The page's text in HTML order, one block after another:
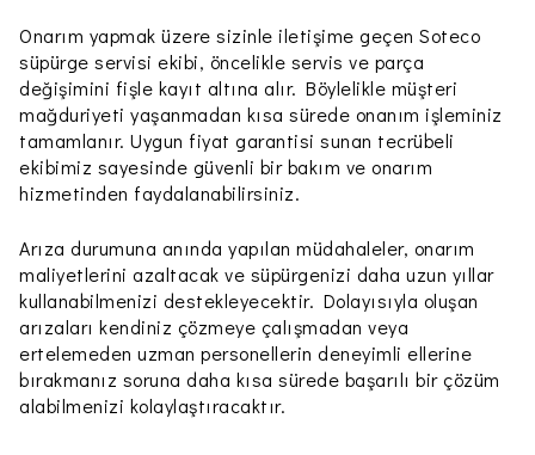
Onarım yapmak üzere sizinle iletişime geçen Soteco
süpürge servisi ekibi, öncelikle servis ve parça
değişimini fişle kayıt altına alır. Böylelikle müşteri
mağduriyeti yaşanmadan kısa sürede onanım işleminiz
tamamlanır. Uygun fiyat garantisi sunan tecrübeli
ekibimiz sayesinde güvenli bir bakım ve onarım
hizmetinden faydalanabilirsiniz.
Arıza durumuna anında yapılan müdahaleler, onarım
maliyetlerini azaltacak ve süpürgenizi daha uzun yıllar
kullanabilmenizi destekleyecektir. Dolayısıyla oluşan
arızaları kendiniz çözmeye çalışmadan veya
ertelemeden uzman personellerin deneyimli ellerine
bırakmanız soruna daha kısa sürede başarılı bir çözüm
alabilmenizi kolaylaştıracaktır.